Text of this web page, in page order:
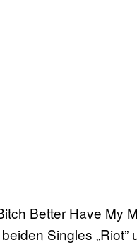
Better Have My
Singles „Riot”